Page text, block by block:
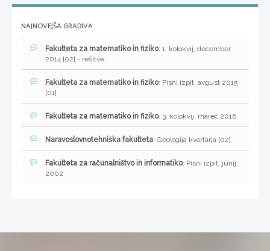
NAJNOVEJŠA GRADIVA
Fakulteta za matematiko in fiziko: 1. kolokvij, december
2014 [02] - rešitve
Fakulteta za matematiko in fiziko: Pisni izpit, avgust 2015
[01]
Fakulteta za matematiko in fiziko: 3. kolokvij, marec 2016
Naravoslovnotehniška fakulteta: Geologija kvartarja [02]
Fakulteta za računalništvo in informatiko: Pisni izpit, junij
2002